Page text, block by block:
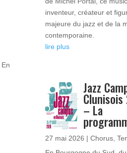
inventeur, créateur et
majeure du jazz et de la
contemporaine.
lire plus
Jazz
– La
27 mai 2026 | Chorus,